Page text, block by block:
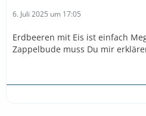
6. Juli 2025 um 17:05
Erdbeeren mit Eis ist einfach
Zappelbude muss Du mir